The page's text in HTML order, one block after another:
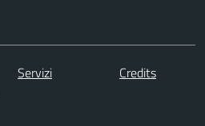
Servizi
Credits